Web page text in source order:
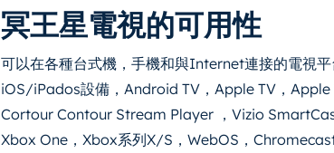
冥王星電視的可用性
可以在各種台式機，手機和與Internet連接的電視
iOS/iPados設備，Android TV，Apple TV，
Cortour Contour Stream Player ，Vizio
Xbox One，Xbox系列X/S，WebOS，